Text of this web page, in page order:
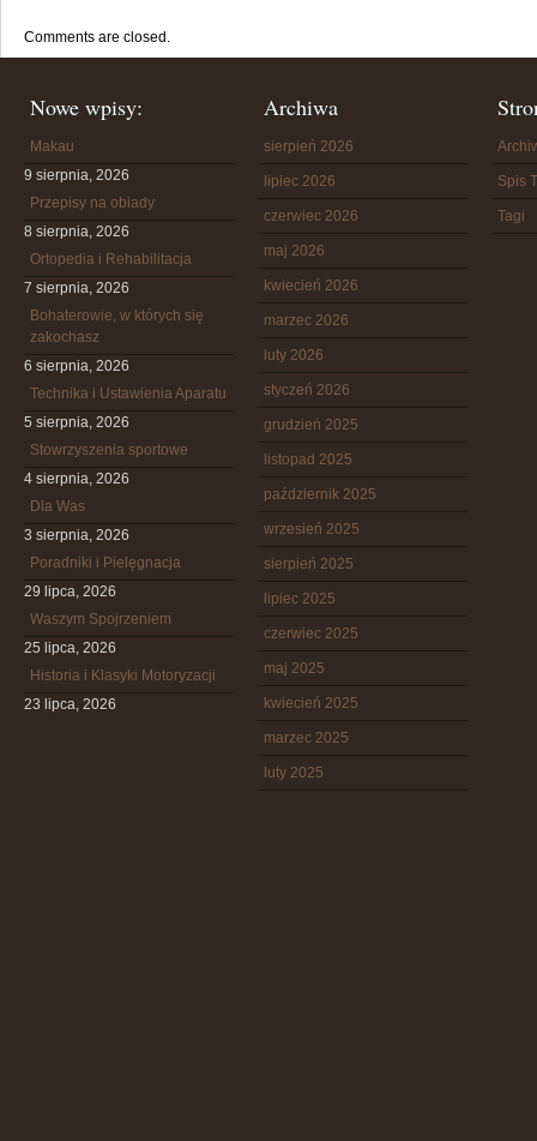
Comments are closed.
Nowe wpisy:
Makau
9 sierpnia, 2026
Przepisy na obiady
8 sierpnia, 2026
Ortopedia i Rehabilitacja
7 sierpnia, 2026
Bohaterowie, w których się
zakochasz
6 sierpnia, 2026
Technika i Ustawienia Aparatu
5 sierpnia, 2026
Stowrzyszenia sportowe
4 sierpnia, 2026
Dla Was
3 sierpnia, 2026
Poradniki i Pielęgnacja
29 lipca, 2026
Waszym Spojrzeniem
25 lipca, 2026
Historia i Klasyki Motoryzacji
23 lipca, 2026
Archiwa
sierpień 2026
lipiec 2026
czerwiec 2026
maj 2026
kwiecień 2026
marzec 2026
luty 2026
styczeń 2026
grudzień 2025
listopad 2025
październik 2025
wrzesień 2025
sierpień 2025
lipiec 2025
czerwiec 2025
maj 2025
kwiecień 2025
marzec 2025
luty 2025
Spis
Tagi